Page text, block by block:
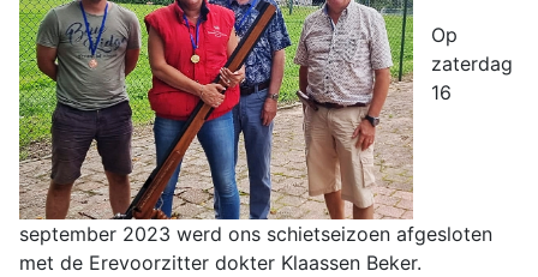
Op
zaterdag
16
september 2023 werd ons schietseizoen afgesloten
met de Erevoorzitter dokter Klaassen Beker.